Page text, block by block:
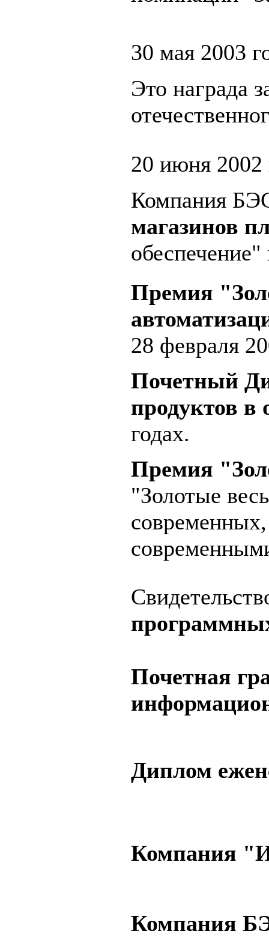
30 мая 2003
Это награда
20 июня
Компания
магазинов
Премия
28 февраля
Почетный
продуктов в
годах.
Премия
"Золотые
Почетная
Диплом
Компания
Компания